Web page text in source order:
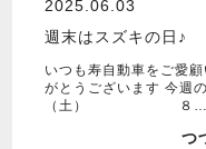
2025.06.03
週末はスズキの日♪
いつも寿自動車をご愛顧
がとうございます 今週
（土） ８…
つ